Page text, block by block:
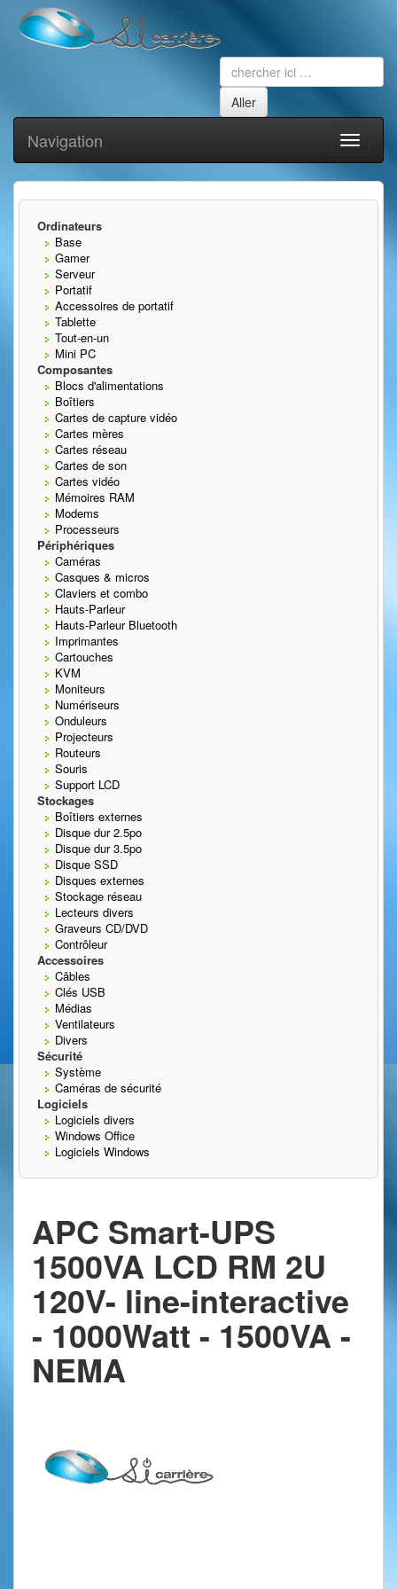
Toggle
Navigation
Ordinateurs
Base
Gamer
Serveur
Portatif
Accessoires de portatif
Tablette
Tout-en-un
Mini PC
Composantes
Blocs d'alimentations
Boîtiers
Cartes de capture vidéo
Cartes mères
Cartes réseau
Cartes de son
Cartes vidéo
Mémoires RAM
Modems
Processeurs
Périphériques
Caméras
Casques & micros
Claviers et combo
Hauts-Parleur
Hauts-Parleur Bluetooth
Imprimantes
Cartouches
KVM
Moniteurs
Numériseurs
Onduleurs
Projecteurs
Routeurs
Souris
Support LCD
Stockages
Boîtiers externes
Disque dur 2.5po
Disque dur 3.5po
Disque SSD
Disques externes
Stockage réseau
Lecteurs divers
Graveurs CD/DVD
Contrôleur
Accessoires
Câbles
Clés USB
Médias
Ventilateurs
Divers
Sécurité
Système
Caméras de sécurité
Logiciels
Logiciels divers
Windows Office
Logiciels Windows
APC Smart-UPS
1500VA LCD RM 2U
120V- line-interactive
- 1000Watt - 1500VA -
NEMA